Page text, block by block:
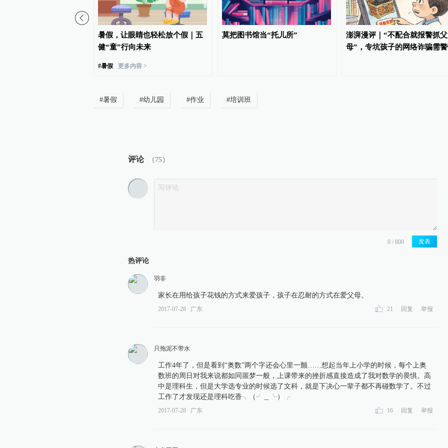
暑假，让眼睛也轻松放个假｜五
健“童”行向未来
#暑假 更多内容 >
莫把图书馆当“托儿所”
澎湃漫评｜“不配合就报警抓父
母”，专坑孩子的网络诈骗需
#暑假 #幼儿园 #作业 #培训班
评论 （75）
发表
热评论
羽非
家长在用给孩子花钱的方式来爱孩子，孩子在忍耐的方式在爱父母。
2017-07-28 ∙ 广东 21 回复 举报
只拖泥不带水
工作4年了，但是看到“奥数”两个字还会心里一颤……想起当年上小学的时候，每个上奥
数班的周日对我来说都如同噩梦一般，上课带来的挫折感直接造成了我对数学的畏惧。高
中是理科生，但是大学选专业的时候选了文科，就是下决心一辈子都不再碰数学了。不过
工作了才发现还是理科吃香╮（╯＿╰）╭
2017-07-28 ∙ 广东 16 回复 举报